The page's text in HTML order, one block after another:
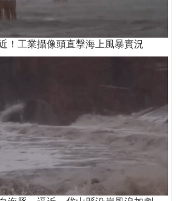
！工業攝像頭直擊海上風暴實況